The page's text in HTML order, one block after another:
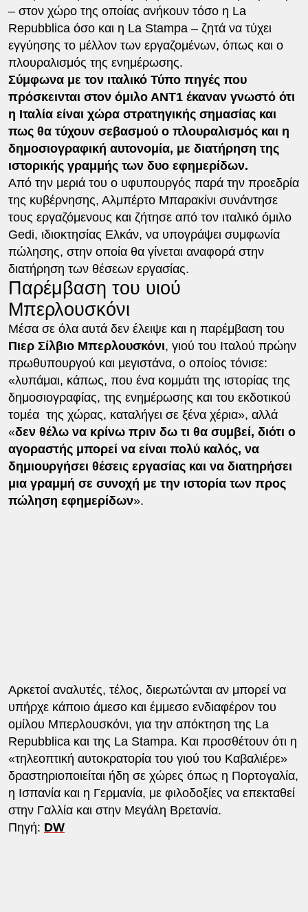
– στον χώρο της οποίας ανήκουν τόσο η La
Repubblica όσο και η La Stampa – ζητά να τύχει
εγγύησης το μέλλον των εργαζομένων, όπως και ο
πλουραλισμός της ενημέρωσης.
Σύμφωνα με τον ιταλικό Τύπο πηγές που
πρόσκεινται στον όμιλο ΑΝΤ1 έκαναν γνωστό ότι
η Ιταλία είναι χώρα στρατηγικής σημασίας και
πως θα τύχουν σεβασμού ο πλουραλισμός και η
δημοσιογραφική αυτονομία, με διατήρηση της
ιστορικής γραμμής των δυο εφημερίδων.
Από την μεριά του ο υφυπουργός παρά την προεδρία
της κυβέρνησης, Αλμπέρτο Μπαρακίνι συνάντησε
τους εργαζόμενους και ζήτησε από τον ιταλικό όμιλο
Gedi, ιδιοκτησίας Ελκάν, να υπογράψει συμφωνία
πώλησης, στην οποία θα γίνεται αναφορά στην
διατήρηση των θέσεων εργασίας.
Παρέμβαση του υιού
Μπερλουσκόνι
Μέσα σε όλα αυτά δεν έλειψε και η παρέμβαση του
Πιερ Σίλβιο Μπερλουσκόνι, γιού του Ιταλού πρώην
πρωθυπουργού και μεγιστάνα, ο οποίος τόνισε:
«λυπάμαι, κάπως, που ένα κομμάτι της ιστορίας της
δημοσιογραφίας, της ενημέρωσης και του εκδοτικού
τομέα της χώρας, καταλήγει σε ξένα χέρια», αλλά
«δεν θέλω να κρίνω πριν δω τι θα συμβεί, διότι ο
αγοραστής μπορεί να είναι πολύ καλός, να
δημιουργήσει θέσεις εργασίας και να διατηρήσει
μια γραμμή σε συνοχή με την ιστορία των προς
πώληση εφημερίδων».
Αρκετοί αναλυτές, τέλος, διερωτώνται αν μπορεί να
υπήρχε κάποιο άμεσο και έμμεσο ενδιαφέρον του
ομίλου Μπερλουσκόνι, για την απόκτηση της La
Repubblica και της La Stampa. Και προσθέτουν ότι η
«τηλεοπτική αυτοκρατορία του γιού του Καβαλιέρε»
δραστηριοποιείται ήδη σε χώρες όπως η Πορτογαλία,
η Ισπανία και η Γερμανία, με φιλοδοξίες να επεκταθεί
στην Γαλλία και στην Μεγάλη Βρετανία.
Πηγή: DW